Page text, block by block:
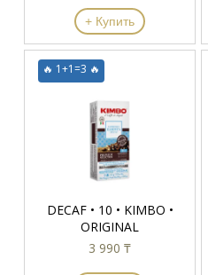
+ Купить
🔥 1+1=3 🔥
DECAF • 10 • KIMBO •
ORIGINAL
3 990 ₸